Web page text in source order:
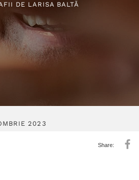
DE LARISA BALTĂ
2023